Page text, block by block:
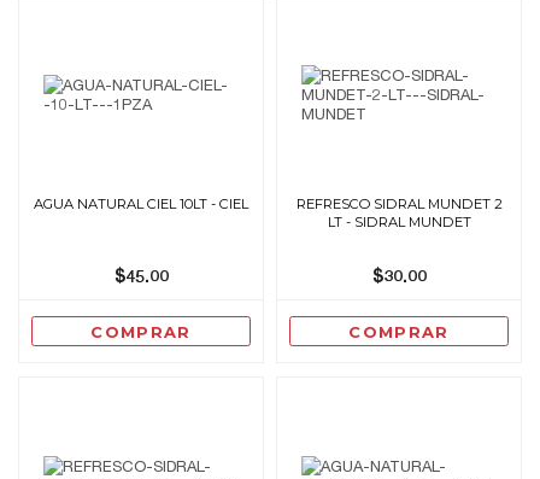
AGUA NATURAL CIEL 10LT - CIEL
$45.00
COMPRAR
REFRESCO SIDRAL MUNDET 2
LT - SIDRAL MUNDET
$30.00
COMPRAR